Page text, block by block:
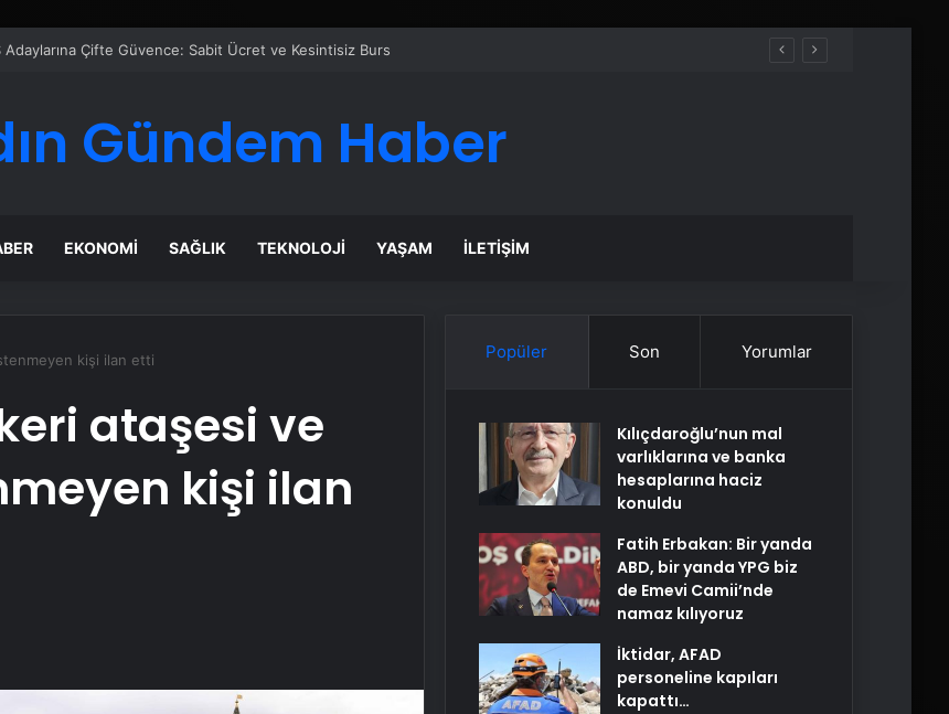
Gündem Haber
EKONOMI SAĞLIK TEKNOLOJI YAŞAM İLETIŞIM
kişi ilan etti
ataşesi ve
kişi ilan
Popüler Son Yorumlar
Kılıçdaroğlu’nun mal
varlıklarına ve banka
hesaplarına haciz
konuldu
Fatih Erbakan: Bir yanda
ABD, bir yanda YPG biz
de Emevi Camii’nde
namaz kılıyoruz
İktidar, AFAD
personeline kapıları
kapattı…